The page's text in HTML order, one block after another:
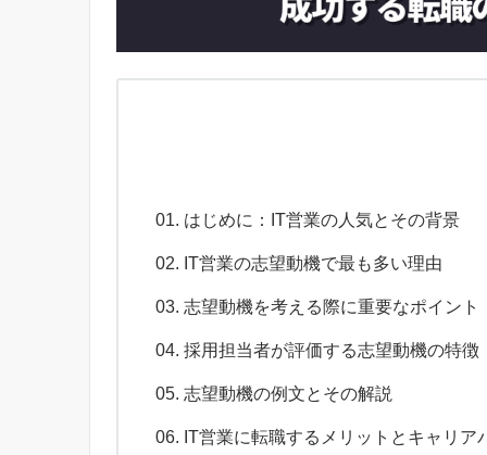
はじめに：IT営業の人気とその背景
IT営業の志望動機で最も多い理由
志望動機を考える際に重要なポイント
採用担当者が評価する志望動機の特徴
志望動機の例文とその解説
IT営業に転職するメリットとキャリア